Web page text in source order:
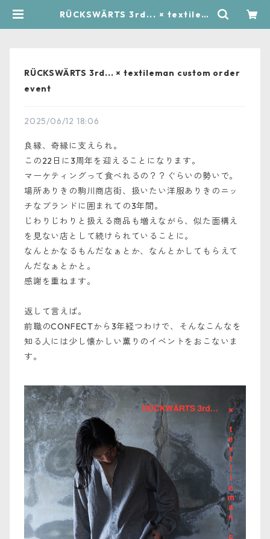
RÜCKSWÄRTS 3rd... × textilem
RÜCKSWÄRTS 3rd... × textileman custom order
event
2025/06/12 18:06
良縁、奇縁に支えられ。
この22日に3周年を迎えることになります。
マーケティングって食べれるの？？ぐらいの勢いで。
場所ありきの駒川商店街、扱いたい洋服ありきのニッ
チなブランドに囲まれての3年間。
じわりじわりと扱える商品も増えながら、似た面構え
を見ない店として続けられていることに。
なんとかなるもんだなぁとか、なんとかしてもらえて
んだなぁとかと。
感謝を重ねます。
返して言えば。
前職のCONFECTから3年経つわけで、そんなこんなを
知る人には少し懐かしい薫りのイベントをおこないま
す。